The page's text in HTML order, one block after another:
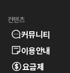
컨텐츠
커뮤니티
이용안내
요금제